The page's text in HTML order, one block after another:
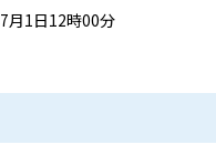
月1日12時00分